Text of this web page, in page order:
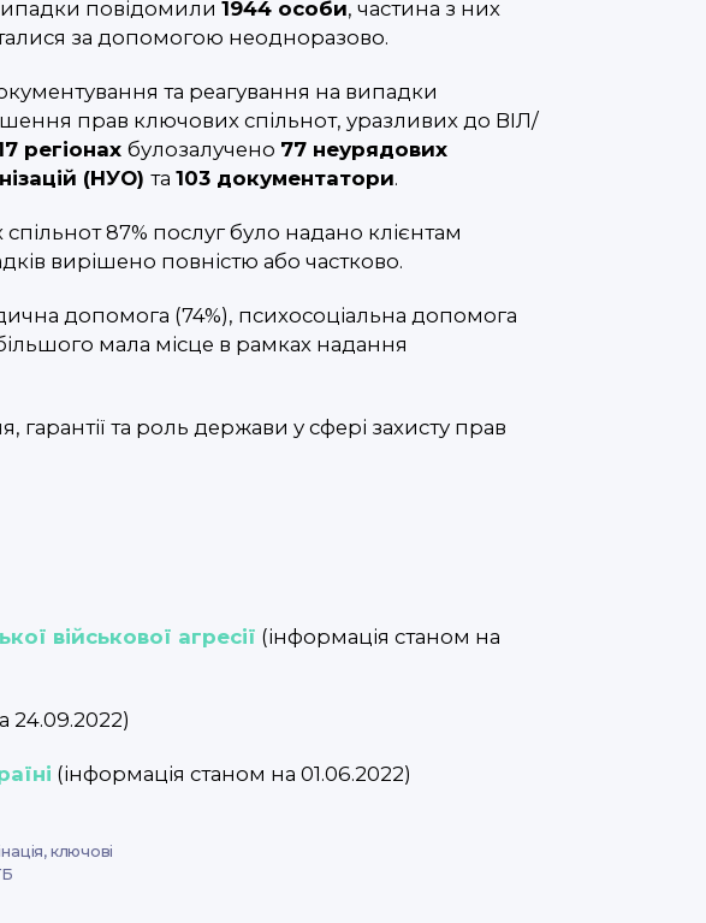
повідомили 1944 особи, частина з них
за допомогою неодноразово.
та реагування на випадки
прав ключових спільнот, уразливих до ВІЛ/
регіонах булозалучено 77 неурядових
(НУО) та 103 документатори.
87% послуг було надано клієнтам
вирішено повністю або частково.
допомога (74%), психосоціальна допомога
мала місце в рамках надання
та роль держави у сфері захисту прав
військової агресії (інформація станом на
24.09.2022)
(інформація станом на 01.06.2022)
, ключові